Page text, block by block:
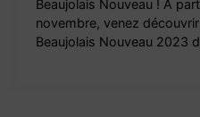
Beaujolais Nouveau ! À
novembre, venez
Beaujolais Nouveau 2023